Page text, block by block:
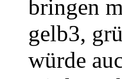
bringen
gelb3,
würde